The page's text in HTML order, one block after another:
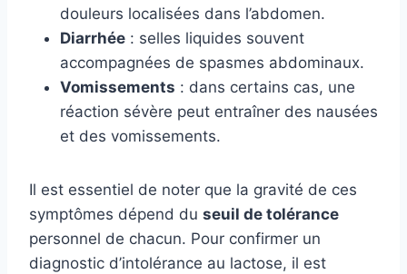
douleurs localisées dans l’abdomen.
Diarrhée : selles liquides souvent
accompagnées de spasmes abdominaux.
Vomissements : dans certains cas, une
réaction sévère peut entraîner des nausées
et des vomissements.
Il est essentiel de noter que la gravité de ces
symptômes dépend du seuil de tolérance
personnel de chacun. Pour confirmer un
diagnostic d’intolérance au lactose, il est